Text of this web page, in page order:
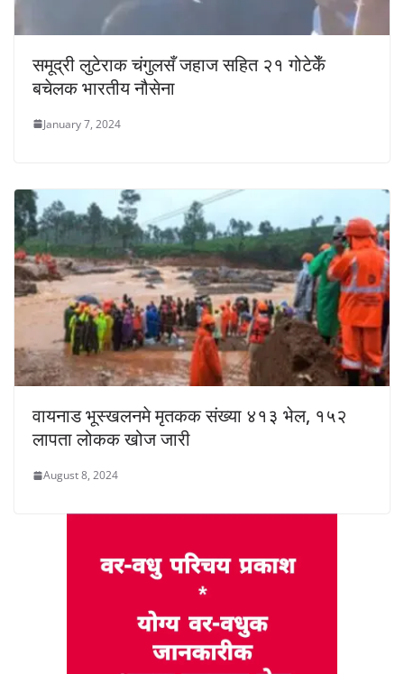
समूद्री लुटेराक चंगुलसँ जहाज सहित २१ गोटेकेँ
बचेलक भारतीय नौसेना
January 7, 2024
वायनाड भूस्खलनमे मृतकक संख्या ४१३ भेल, १५२
लापता लोकक खोज जारी
August 8, 2024